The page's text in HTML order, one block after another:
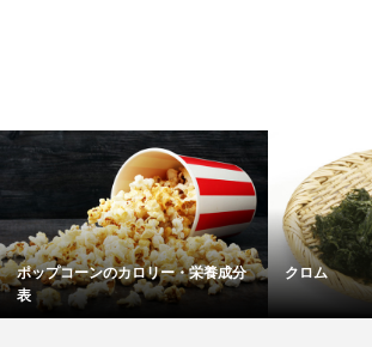
くるみ／胡桃／クルミ 種